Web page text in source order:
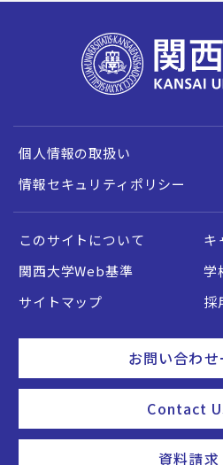
個人情報の取扱い
情報セキュリティポリシー
このサイトについて
キ
関西大学Web基準
学
サイトマップ
採
お問い合わせ
Contact
資料請求